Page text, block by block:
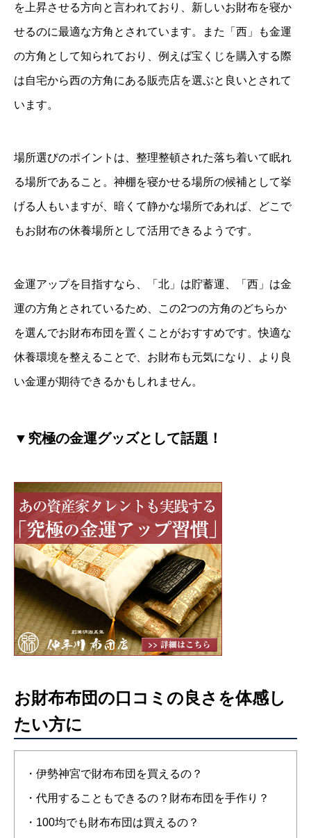
を上昇させる方向と言われており、新しいお財布を寝か
せるのに最適な方角とされています。また「西」も金運
の方角として知られており、例えば宝くじを購入する際
は自宅から西の方角にある販売店を選ぶと良いとされて
います。
場所選びのポイントは、整理整頓された落ち着いて眠れ
る場所であること。神棚を寝かせる場所の候補として挙
げる人もいますが、暗くて静かな場所であれば、どこで
もお財布の休養場所として活用できるようです。
金運アップを目指すなら、「北」は貯蓄運、「西」は金
運の方角とされているため、この2つの方角のどちらか
を選んでお財布布団を置くことがおすすめです。快適な
休養環境を整えることで、お財布も元気になり、より良
い金運が期待できるかもしれません。
▼究極の金運グッズとして話題！
お財布布団の口コミの良さを体感し
たい方に
・伊勢神宮で財布布団を買えるの？
・代用することもできるの？財布布団を手作り？
・100均でも財布布団は買えるの？